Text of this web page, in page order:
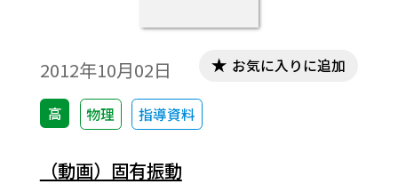
2012年10月02日
高 物理 指導資料
お気に入りに追加
（動画）固有振動